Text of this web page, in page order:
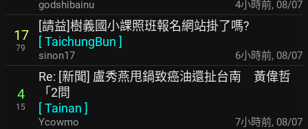
godshibainu 4小時前, 08/07
17
79
[請益]樹義國小課照班報名網站掛了嗎?
[TaichungBun ]
sinon17 6小時前, 08/07
4
15
Re: [新聞] 盧秀燕甩鍋致癌油還扯台南 黃偉哲
「2問
[Tainan ]
Ycowmo 7小時前, 08/07